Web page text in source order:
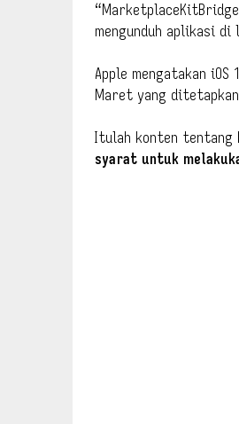
mengunduh aplikasi di
Apple mengatakan
Maret yang ditetapkan
Itulah konten tentang
syarat untuk